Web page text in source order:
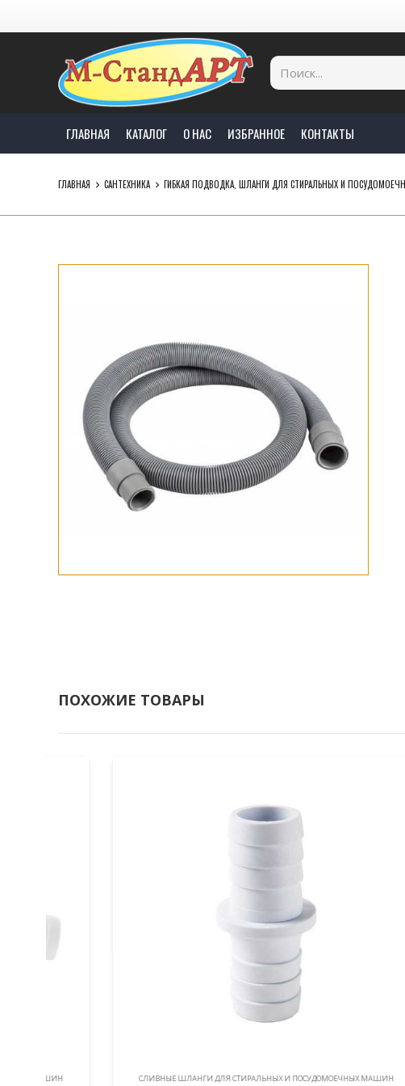
ГЛАВНАЯ КАТАЛОГ О НАС ИЗБРАННОЕ КОНТАКТЫ
ГЛАВНАЯ САНТЕХНИКА ГИБКАЯ ПОДВОДКА, ШЛАНГИ ДЛЯ СТИРАЛЬНЫХ И
ПОХОЖИЕ ТОВАРЫ
СЛИВНЫЕ ШЛАНГИ ДЛЯ СТИРАЛЬНЫХ И ПОСУДОМОЕЧНЫХ МАШИН